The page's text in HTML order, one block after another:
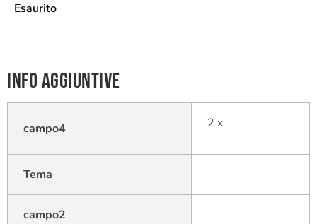
Esaurito
Info aggiuntive
campo4 2 x
Tema
campo2